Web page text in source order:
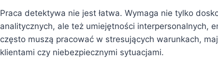
Praca detektywa nie jest łatwa. Wymaga nie tylko
analitycznych, ale też umiejętności interpersonalnych,
często muszą pracować w stresujących warunkach,
klientami czy niebezpiecznymi sytuacjami.